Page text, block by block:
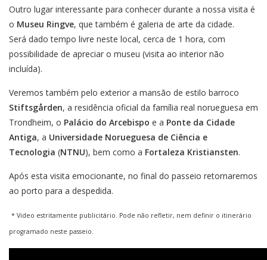
Outro lugar interessante para conhecer durante a nossa visita é
o Museu Ringve, que também é galeria de arte da cidade.
Será dado tempo livre neste local, cerca de 1 hora, com
possibilidade de apreciar o museu (visita ao interior não
incluída).
Veremos também pelo exterior a mansão de estilo barroco
Stiftsgården, a residência oficial da família real norueguesa em
Trondheim, o Palácio do Arcebispo e a Ponte da Cidade
Antiga, a Universidade Norueguesa de Ciência e
Tecnologia (NTNU), bem como a Fortaleza Kristiansten.
Após esta visita emocionante, no final do passeio retornaremos
ao porto para a despedida.
* Video estritamente publicitário. Pode não refletir, nem definir o itinerário
programado neste passeio.